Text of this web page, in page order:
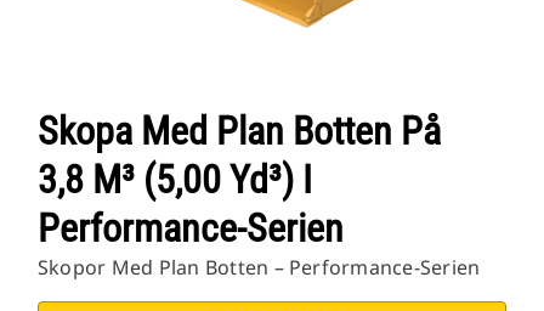
Skopa Med Plan Botten På
3,8 M³ (5,00 Yd³) I
Performance-Serien
Skopor Med Plan Botten – Performance-Serien